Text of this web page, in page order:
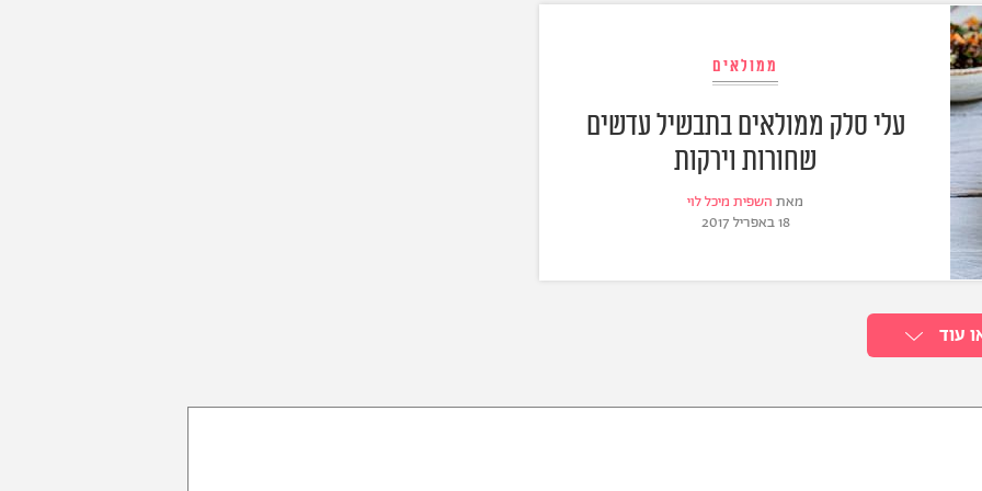
ממולאים
עלי סלק ממולאים בתבשיל עדשים
שחורות וירקות
מאת השפית מיכל לוי
18 באפריל 2017
עוד